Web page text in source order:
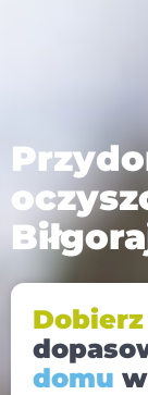
Dobierz
domu